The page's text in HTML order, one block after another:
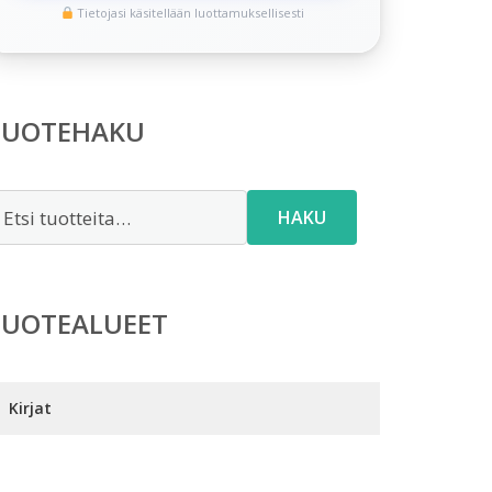
Tietojasi käsitellään luottamuksellisesti
HAKU
Kirjat